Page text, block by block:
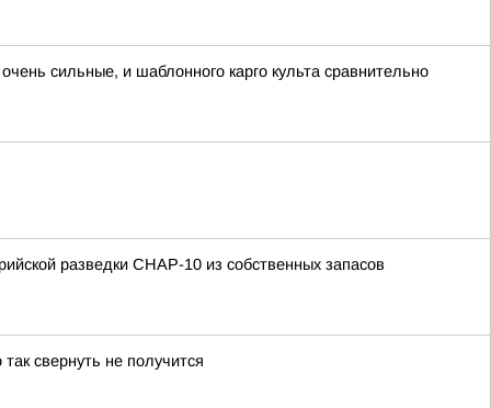
сильные, и шаблонного карго культа сравнительно
разведки СНАР-10 из собственных запасов
свернуть не получится